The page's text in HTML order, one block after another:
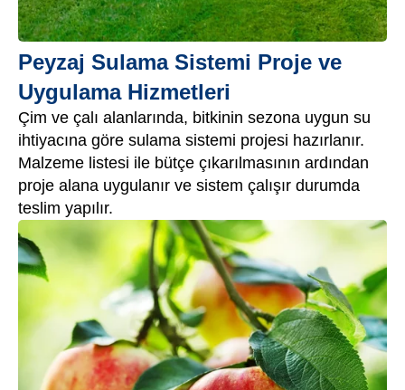
Peyzaj Sulama Sistemi Proje ve
Uygulama Hizmetleri
Çim ve çalı alanlarında, bitkinin sezona uygun su
ihtiyacına göre sulama sistemi projesi hazırlanır.
Malzeme listesi ile bütçe çıkarılmasının ardından
proje alana uygulanır ve sistem çalışır durumda
teslim yapılır.